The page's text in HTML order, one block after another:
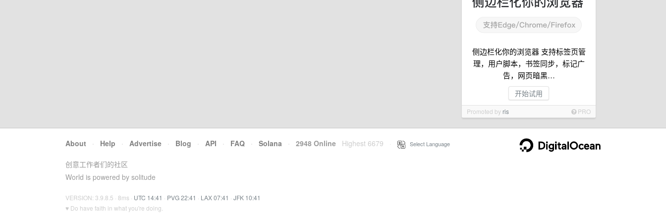
侧边栏化你的浏览器 支持标签页管
理，用户脚本，书签同步，标记广
告，网页暗黑…
开始试用
Promoted by ris PRO
About · Help · Advertise · Blog · API · FAQ · Solana · 2948 Online Highest 6679 Select Language
创意工作者们的社区
World is powered by solitude
VERSION: 3.9.8.5 · 8ms · UTC 14:41 · PVG 22:41 · LAX 07:41 · JFK 10:41
♥ Do have faith in what you're doing.